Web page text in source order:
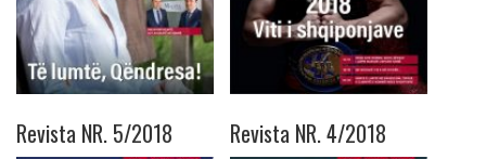
Revista NR. 5/2018 Revista NR. 4/2018